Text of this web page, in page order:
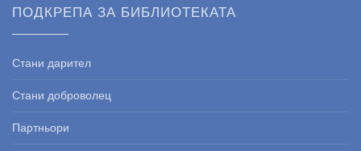
ПОДКРЕПА ЗА БИБЛИОТЕКАТА
Стани дарител
Стани доброволец
Партньори